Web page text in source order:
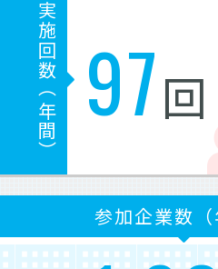
実施回数（年間） 97回
参加企業数